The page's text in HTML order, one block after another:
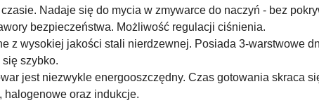
Nadaje się do mycia w zmywarce do naczyń - bez
bezpieczeństwa. Możliwość regulacji ciśnienia.
z wysokiej jakości stali nierdzewnej. Posiada 3-warstwowe
szybko.
jest niezwykle energooszczędny. Czas gotowania skraca
halogenowe oraz indukcje.